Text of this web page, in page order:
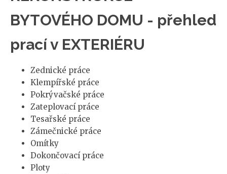
BYTOVÉHO DOMU - přehled
prací v EXTERIÉRU
Zednické práce
Klempířské práce
Pokrývačské práce
Zateplovací práce
Tesařské práce
Zámečnické práce
Omítky
Dokončovací práce
Ploty